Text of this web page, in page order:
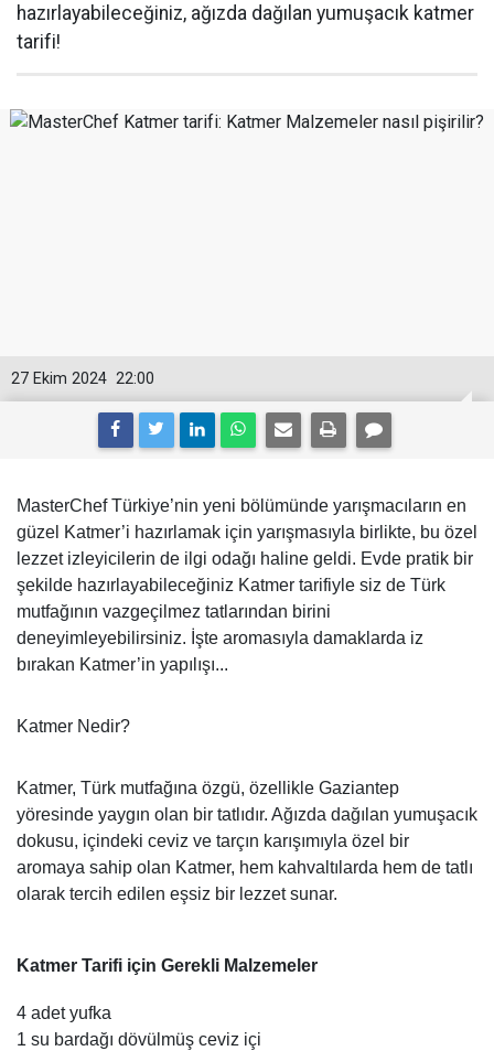
hazırlayabileceğiniz, ağızda dağılan yumuşacık katmer
tarifi!
22:00
27 Ekim 2024
MasterChef Türkiye’nin yeni bölümünde yarışmacıların en
güzel Katmer’i hazırlamak için yarışmasıyla birlikte, bu özel
lezzet izleyicilerin de ilgi odağı haline geldi. Evde pratik bir
şekilde hazırlayabileceğiniz Katmer tarifiyle siz de Türk
mutfağının vazgeçilmez tatlarından birini
deneyimleyebilirsiniz. İşte aromasıyla damaklarda iz
bırakan Katmer’in yapılışı...
Katmer Nedir?
Katmer, Türk mutfağına özgü, özellikle Gaziantep
yöresinde yaygın olan bir tatlıdır. Ağızda dağılan yumuşacık
dokusu, içindeki ceviz ve tarçın karışımıyla özel bir
aromaya sahip olan Katmer, hem kahvaltılarda hem de tatlı
olarak tercih edilen eşsiz bir lezzet sunar.
Katmer Tarifi için Gerekli Malzemeler
4 adet yufka
1 su bardağı dövülmüş ceviz içi